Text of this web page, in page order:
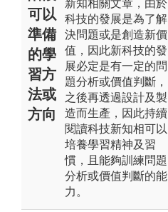
可以
準備
的學
習方
法或
方向
新知相關文章，由於
科技的發展是為了解
決問題或是創造新價
值，因此新科技的發
展必定是有一定的問
題分析或價值判斷，
之後再透過設計及製
造而生產，因此持續
閱讀科技新知相可以
培養學習精神及習
慣，且能夠訓練問題
分析或價值判斷的能
力。